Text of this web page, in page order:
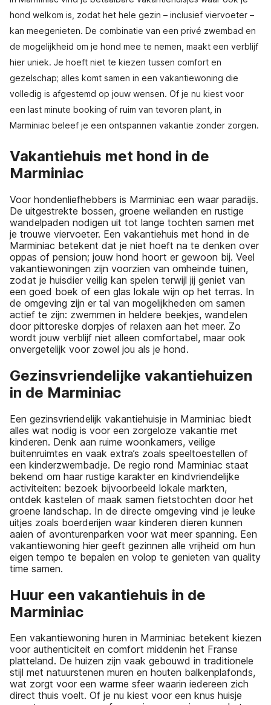
hond welkom is, zodat het hele gezin – inclusief viervoeter –
kan meegenieten. De combinatie van een privé zwembad en
de mogelijkheid om je hond mee te nemen, maakt een verblijf
hier uniek. Je hoeft niet te kiezen tussen comfort en
gezelschap; alles komt samen in een vakantiewoning die
volledig is afgestemd op jouw wensen. Of je nu kiest voor
een last minute booking of ruim van tevoren plant, in
Marminiac beleef je een ontspannen vakantie zonder zorgen.
Vakantiehuis met hond in de
Marminiac
Voor hondenliefhebbers is Marminiac een waar paradijs.
De uitgestrekte bossen, groene weilanden en rustige
wandelpaden nodigen uit tot lange tochten samen met
je trouwe viervoeter. Een vakantiehuis met hond in de
Marminiac betekent dat je niet hoeft na te denken over
oppas of pension; jouw hond hoort er gewoon bij. Veel
vakantiewoningen zijn voorzien van omheinde tuinen,
zodat je huisdier veilig kan spelen terwijl jij geniet van
een goed boek of een glas lokale wijn op het terras. In
de omgeving zijn er tal van mogelijkheden om samen
actief te zijn: zwemmen in heldere beekjes, wandelen
door pittoreske dorpjes of relaxen aan het meer. Zo
wordt jouw verblijf niet alleen comfortabel, maar ook
onvergetelijk voor zowel jou als je hond.
Gezinsvriendelijke vakantiehuizen
in de Marminiac
Een gezinsvriendelijk vakantiehuisje in Marminiac biedt
alles wat nodig is voor een zorgeloze vakantie met
kinderen. Denk aan ruime woonkamers, veilige
buitenruimtes en vaak extra’s zoals speeltoestellen of
een kinderzwembadje. De regio rond Marminiac staat
bekend om haar rustige karakter en kindvriendelijke
activiteiten: bezoek bijvoorbeeld lokale markten,
ontdek kastelen of maak samen fietstochten door het
groene landschap. In de directe omgeving vind je leuke
uitjes zoals boerderijen waar kinderen dieren kunnen
aaien of avonturenparken voor wat meer spanning. Een
vakantiewoning hier geeft gezinnen alle vrijheid om hun
eigen tempo te bepalen en volop te genieten van quality
time samen.
Huur een vakantiehuis in de
Marminiac
Een vakantiewoning huren in Marminiac betekent kiezen
voor authenticiteit en comfort middenin het Franse
platteland. De huizen zijn vaak gebouwd in traditionele
stijl met natuurstenen muren en houten balkenplafonds,
wat zorgt voor een warme sfeer waarin iedereen zich
direct thuis voelt. Of je nu kiest voor een knus huisje